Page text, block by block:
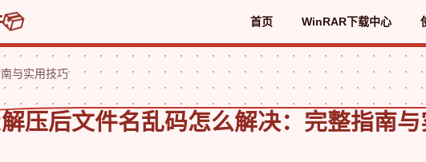
首页 WinRAR下载中心
与实用技巧
压后文件名乱码怎么解决：完整指南